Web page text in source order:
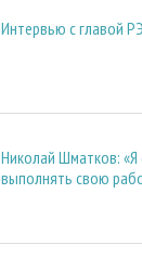
Интервью с главой
Николай Шматков:
выполнять свою